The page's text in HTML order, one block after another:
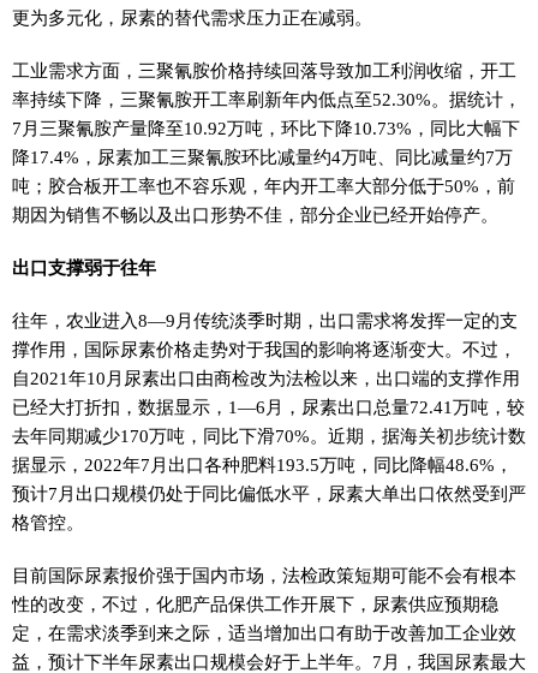
更为多元化，尿素的替代需求压力正在减弱。
工业需求方面，三聚氰胺价格持续回落导致加工利润收缩，开工
率持续下降，三聚氰胺开工率刷新年内低点至52.30%。据统计，
7月三聚氰胺产量降至10.92万吨，环比下降10.73%，同比大幅下
降17.4%，尿素加工三聚氰胺环比减量约4万吨、同比减量约7万
吨；胶合板开工率也不容乐观，年内开工率大部分低于50%，前
期因为销售不畅以及出口形势不佳，部分企业已经开始停产。
出口支撑弱于往年
往年，农业进入8—9月传统淡季时期，出口需求将发挥一定的支
撑作用，国际尿素价格走势对于我国的影响将逐渐变大。不过，
自2021年10月尿素出口由商检改为法检以来，出口端的支撑作用
已经大打折扣，数据显示，1—6月，尿素出口总量72.41万吨，较
去年同期减少170万吨，同比下滑70%。近期，据海关初步统计数
据显示，2022年7月出口各种肥料193.5万吨，同比降幅48.6%，
预计7月出口规模仍处于同比偏低水平，尿素大单出口依然受到严
格管控。
目前国际尿素报价强于国内市场，法检政策短期可能不会有根本
性的改变，不过，化肥产品保供工作开展下，尿素供应预期稳
定，在需求淡季到来之际，适当增加出口有助于改善加工企业效
益，预计下半年尿素出口规模会好于上半年。7月，我国尿素最大